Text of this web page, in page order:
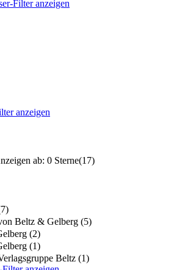
Filter anzeigen
anzeigen
ab: 0 Sterne(17)
Beltz & Gelberg (5)
(2)
(1)
Beltz (1)